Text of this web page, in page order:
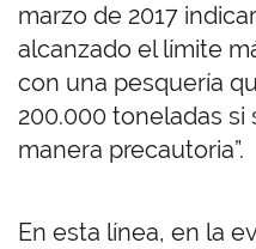
marzo de 2017
alcanzado el límite
con una pesquería
200.000 toneladas si
manera precautoria”.
En esta línea, en la